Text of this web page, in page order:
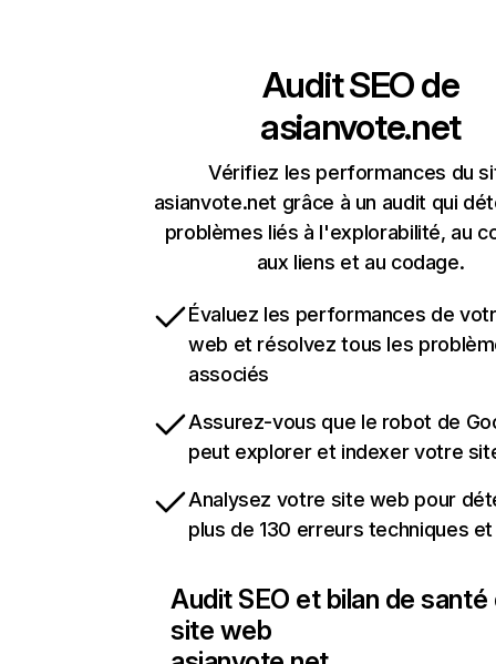
Audit SEO de
asianvote.net
Vérifiez les performances du
asianvote.net grâce à un audit qui
problèmes liés à l'explorabilité, au
aux liens et au codage.
Évaluez les performances de
web et résolvez tous les
associés
Assurez-vous que le robot de
peut explorer et indexer votre
Analysez votre site web pour
plus de 130 erreurs techniques et
Audit SEO et bilan de santé
site web